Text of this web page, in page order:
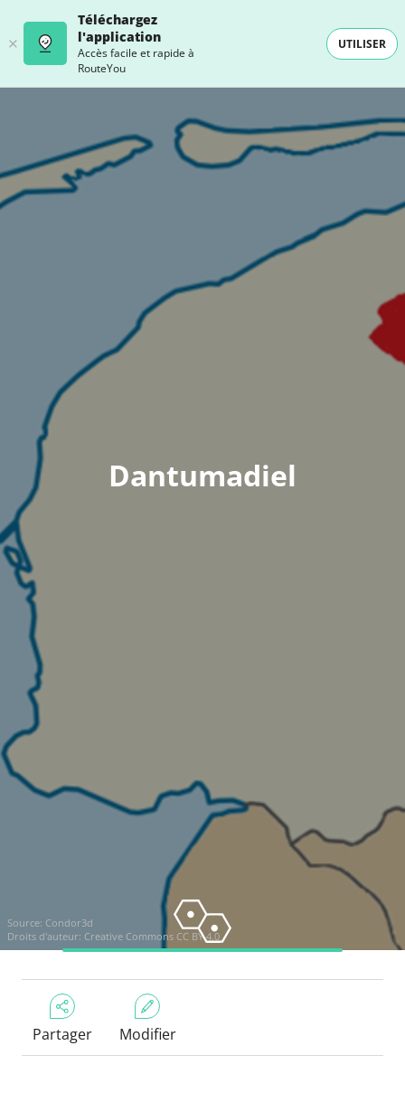
Téléchargez
l'application
Accès facile et rapide à
RouteYou
UTILISER
Dantumadiel
Source: Condor3d
Droits d'auteur: Creative Commons CC BY 4.0
Partager Modifier